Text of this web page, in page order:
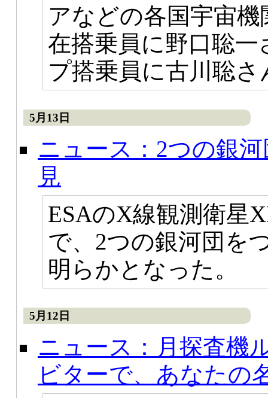
アなどの各国宇宙
在搭乗員に野口聡
プ搭乗員に古川聡
5月13日
ニュース：2つの銀
見
ESAのX線観測衛星
で、2つの銀河団を
明らかとなった。
5月12日
ニュース：月探査機
ビターで、あなたの